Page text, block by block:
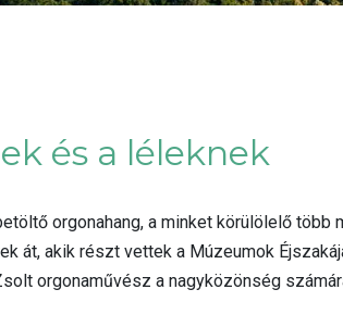
és a léleknek
orgonahang, a minket körülölelő
át, akik részt vettek a Múzeumok
orgonaművész a nagyközönség